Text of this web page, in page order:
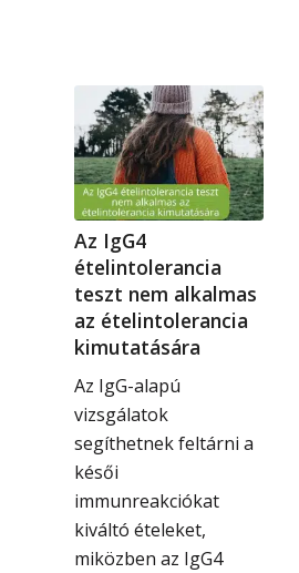
Az IgG4
ételintolerancia
teszt nem alkalmas
az ételintolerancia
kimutatására
Az IgG-alapú
vizsgálatok
segíthetnek feltárni a
késői
immunreakciókat
kiváltó ételeket,
miközben az IgG4